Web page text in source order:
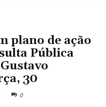
plano de ação
Pública
30
0